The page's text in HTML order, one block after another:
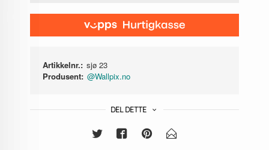
Artikkelnr.: sjø 23
Produsent: @Wallpix.no
DEL DETTE